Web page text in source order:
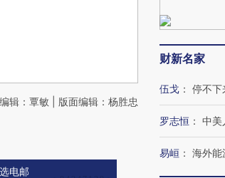
辑：覃敏 | 版面编辑：杨胜忠
电邮
财新名家
伍戈 ： 停不下
罗志恒 ： 中美
易峘 ： 海外能